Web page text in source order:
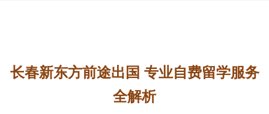
长春新东方前途出国 专业自费留学服务
全解析